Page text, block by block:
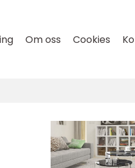
Om oss Cookies